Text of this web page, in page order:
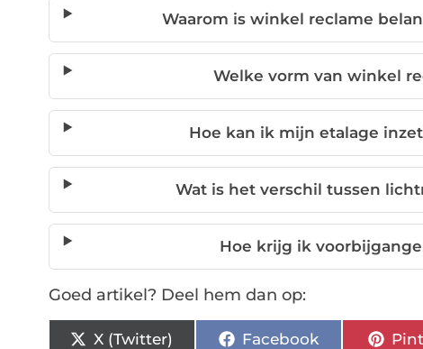
Waarom is winkel reclame
Welke vorm van winkel
Hoe kan ik mijn etalage
Wat is het verschil tussen
Hoe krijg ik
Goed artikel? Deel hem dan op:
X (Twitter) Facebook